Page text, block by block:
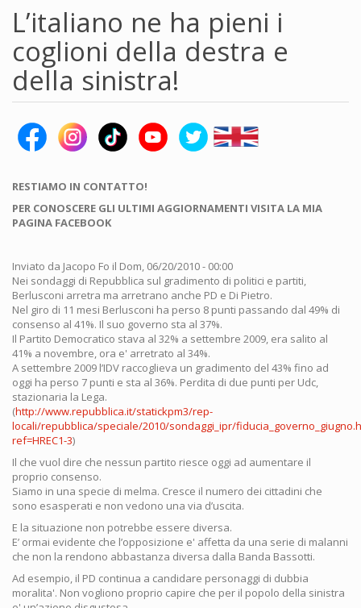
L’italiano ne ha pieni i
coglioni della destra e
della sinistra!
RESTIAMO IN CONTATTO!
PER CONOSCERE GLI ULTIMI AGGIORNAMENTI VISITA LA MIA
PAGINA FACEBOOK
Inviato da Jacopo Fo il Dom, 06/20/2010 - 00:00
Nei sondaggi di Repubblica sul gradimento di politici e partiti,
Berlusconi arretra ma arretrano anche PD e Di Pietro.
Nel giro di 11 mesi Berlusconi ha perso 8 punti passando dal 49% di
consenso al 41%. Il suo governo sta al 37%.
Il Partito Democratico stava al 32% a settembre 2009, era salito al
41% a novembre, ora e' arretrato al 34%.
A settembre 2009 l’IDV raccoglieva un gradimento del 43% fino ad
oggi ha perso 7 punti e sta al 36%. Perdita di due punti per Udc,
stazionaria la Lega.
(http://www.repubblica.it/statickpm3/rep-
locali/repubblica/speciale/2010/sondaggi_ipr/
ref=HREC1-3)
Il che vuol dire che nessun partito riesce oggi ad aumentare il
proprio consenso.
Siamo in una specie di melma. Cresce il numero dei cittadini che
sono esasperati e non vedono una via d’uscita.
E la situazione non potrebbe essere diversa.
E’ ormai evidente che l’opposizione e' affetta da una serie di malanni
che non la rendono abbastanza diversa dalla Banda Bassotti.
Ad esempio, il PD continua a candidare personaggi di dubbia
moralita'. Non vogliono proprio capire che per il popolo della sinistra